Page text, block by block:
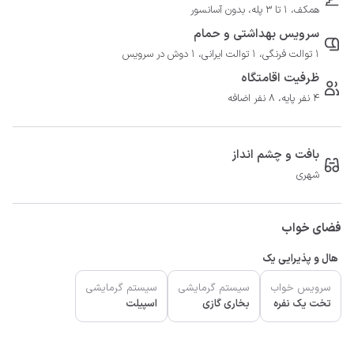
همکف، 1 تا 3 پله، بدون آسانسور
سرویس بهداشتی و حمام
1 توالت فرنگی، 1 توالت ایرانی، 1 دوش در سرویس
ظرفیت اقامتگاه
4 نفر پایه، 8 نفر اضافه
بافت و چشم انداز
شهری
فضای خواب
هال و پذیرایی یک
سرویس خواب
تخت یک نفره
سیستم گرمایشی
بخاری گازی
سیستم گرمایشی
اسپیلت